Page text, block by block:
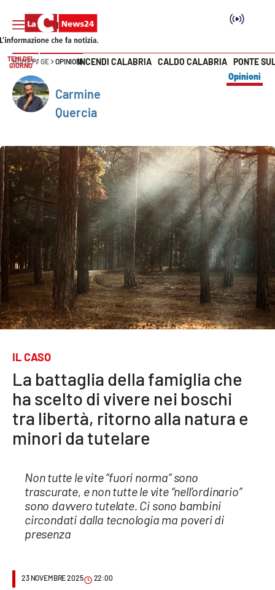
SEZIONI
Politica
Attualità
Economia e lavoro
Italia Mondo
Sanità
Sport
Podcast
Meteo
Editoriali
VIDEO
Ambiente
Cronaca
Cultura
Vai
TEMI DEL
GIORNO
INCENDI CALABRIA CALDO CALABRIA PONTE
HOME PAGE OPINIONI
IL CASO
La battaglia della famiglia che
ha scelto di vivere nei boschi
tra libertà, ritorno alla natura e
minori da tutelare
Opinioni
Carmine
Quercia
Non tutte le vite “fuori norma” sono
trascurate, e non tutte le vite “nell’ordinario”
sono davvero tutelate. Ci sono bambini
circondati dalla tecnologia ma poveri di
presenza
23 NOVEMBRE 2025 22:00